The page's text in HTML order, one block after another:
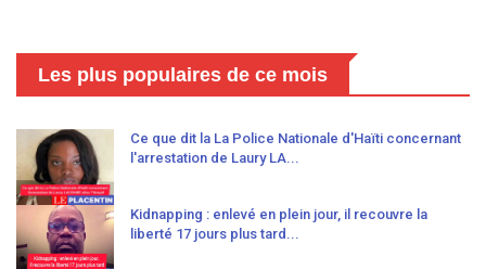
Les plus populaires de ce mois
Ce que dit la La Police Nationale d'Haïti concernant
l'arrestation de Laury LA...
Kidnapping : enlevé en plein jour, il recouvre la
liberté 17 jours plus tard...